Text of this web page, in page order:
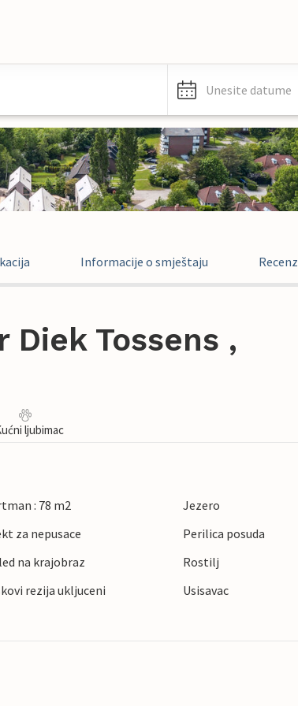
Unesite datume
Informacije o smještaju
Tossens ,
ljubimac
: 78 m2
Jezero
za nepusace
Perilica posuda
na krajobraz
Rostilj
rezija ukljuceni
Usisavac